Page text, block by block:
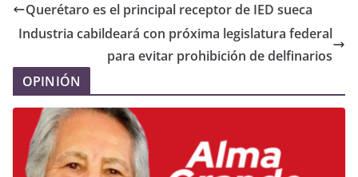
Querétaro es el principal receptor de IED sueca
Industria cabildeará con próxima legislatura federal
para evitar prohibición de delfinarios
OPINIÓN